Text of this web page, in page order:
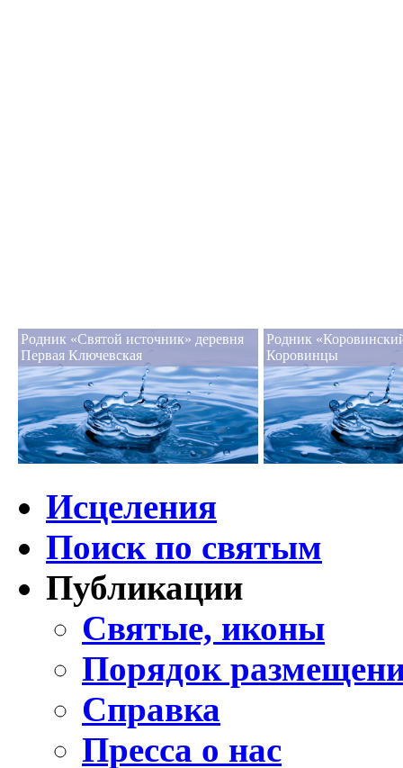
Родник «Святой источник» деревня
Первая Ключевская
Родник
Коровинцы
Исцеления
Поиск по святым
Публикации
Святые, иконы
Порядок
Справка
Пресса о нас